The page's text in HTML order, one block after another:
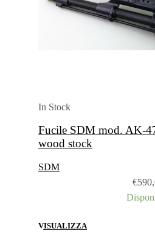
In Stock
Fucile SDM mod. AK-
wood stock
SDM
€
VISUALIZZA